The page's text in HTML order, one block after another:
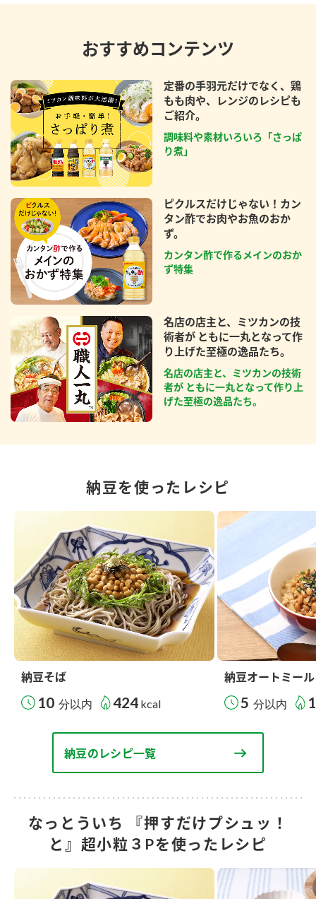
おすすめコンテンツ
定番の手羽元だけでなく、鶏
もも肉や、レンジのレシピも
ご紹介。
調味料や素材いろいろ「さっぱ
り煮」
ピクルスだけじゃない！カン
タン酢でお肉やお魚のおか
ず。
カンタン酢で作るメインのおか
ず特集
名店の店主と、ミツカンの技
術者が ともに一丸となって作
り上げた至極の逸品たち。
名店の店主と、ミツカンの技術
者が ともに一丸となって作り上
げた至極の逸品たち。
納豆を使ったレシピ
納豆そば
10 分以内 424 kcal
納豆オートミール
5 分以内
納豆のレシピ一覧
なっとういち 『押すだけプシュッ！
と』超小粒３Pを使ったレシピ